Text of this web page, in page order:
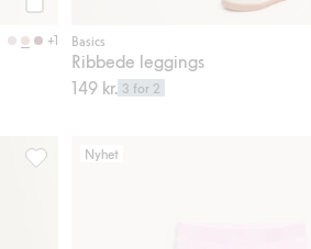
+1 Basics
Ribbede leggings
149 kr. 3 for 2
Nyhet